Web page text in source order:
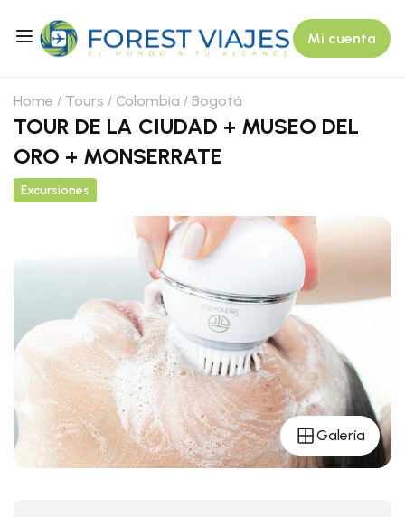
Mi cuenta
Home Tours Colombia Bogotá
TOUR DE LA CIUDAD + MUSEO DEL
ORO + MONSERRATE
Excursiones
Galería